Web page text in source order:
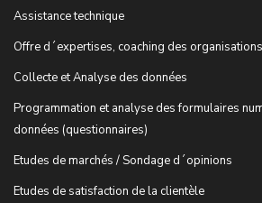
Assistance technique
Offre d´expertises, coaching des
Collecte et Analyse des données
Programmation et analyse des formulaires
données (questionnaires)
Etudes de marchés / Sondage d´opinions
Etudes de satisfaction de la clientèle